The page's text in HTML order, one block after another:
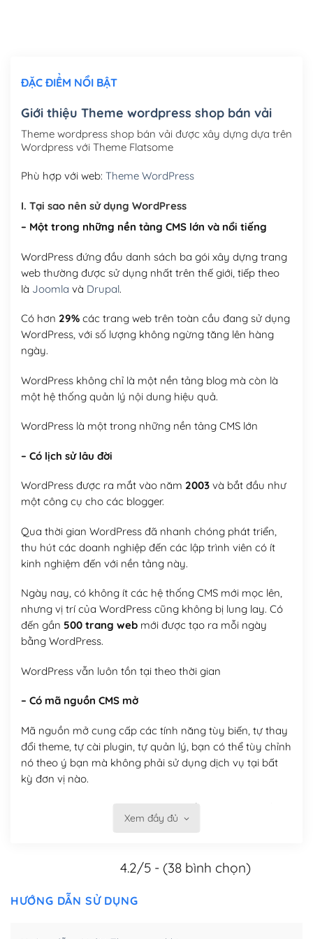
Mua thêm Host + Tên miền
Tên miền quốc tế .com .net .org (1 năm)
(+300,000₫)
Tên miền Việt Nam .vn (1 năm)(+550,000₫)
Hosting 5GB SSD (1 năm)
ĐẶC ĐIỂM NỔI BẬT
Giới thiệu Theme wordpress shop bán vải
Theme wordpress shop bán vải được xây dựng dựa trên
Wordpress với Theme Flatsome
Phù hợp với web: Theme WordPress
I. Tại sao nên sử dụng WordPress
– Một trong những nền tảng CMS lớn và nổi tiếng
WordPress đứng đầu danh sách ba gói xây dựng trang
web thường được sử dụng nhất trên thế giới, tiếp theo
là Joomla và Drupal.
Có hơn 29%các trang web trên toàn cầu đang sử dụng
WordPress, với số lượng không ngừng tăng lên hàng
ngày.
WordPress không chỉ là một nền tảng blog mà còn là
một hệ thống quản lý nội dung hiệu quả.
WordPress là một trong những nền tảng CMS lớn
– Có lịch sử lâu đời
WordPress được ra mắt vào năm 2003và bắt đầu như
một công cụ cho các blogger.
Qua thời gian WordPress đã nhanh chóng phát triển,
thu hút các doanh nghiệp đến các lập trình viên có ít
kinh nghiệm đến với nền tảng này.
Ngày nay, có không ít các hệ thống CMS mới mọc lên,
nhưng vị trí của WordPress cũng không bị lung lay. Có
đến gần 500 trang webmới được tạo ra mỗi ngày
bằng WordPress.
WordPress vẫn luôn tồn tại theo thời gian
– Có mã nguồn CMS mở
Mã nguồn mở cung cấp các tính năng tùy biến, tự thay
đổi theme, tự cài plugin, tự quản lý, bạn có thể tùy chỉnh
nó theo ý bạn mà không phải sử dụng dịch vụ tại bất
kỳ đơn vị nào.
Xem đầy đủ
4.2/5 - (38 bình chọn)
HƯỚNG DẪN SỬ DỤNG